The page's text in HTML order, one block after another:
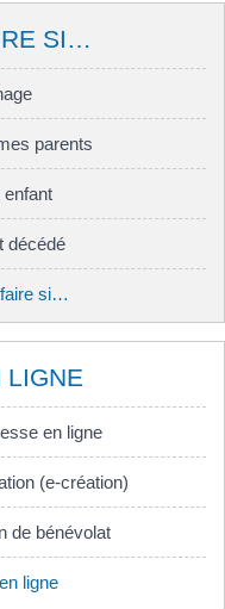
SI…
parents
décédé
si…
LIGNE
en ligne
(e-création)
de bénévolat
ligne